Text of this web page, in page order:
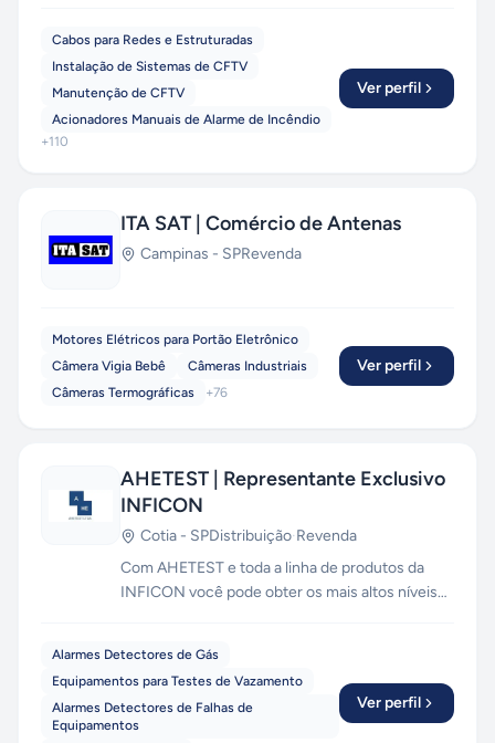
Cabos para Redes e Estruturadas
Instalação de Sistemas de CFTV
Manutenção de CFTV
Acionadores Manuais de Alarme de Incêndio
+110
Ver perfil
ITA SAT | Comércio de Antenas
Campinas - SPRevenda
Motores Elétricos para Portão Eletrônico
Câmera Vigia Bebê
Câmeras Industriais
Câmeras Termográficas
+76
Ver perfil
AHETEST | Representante Exclusivo
INFICON
Cotia - SPDistribuição·Revenda
Com AHETEST e toda a linha de produtos da
INFICON você pode obter os mais altos níveis
gás.
Alarmes Detectores de Gás
Equipamentos para Testes de Vazamento
Alarmes Detectores de Falhas de
Equipamentos
Ver perfil